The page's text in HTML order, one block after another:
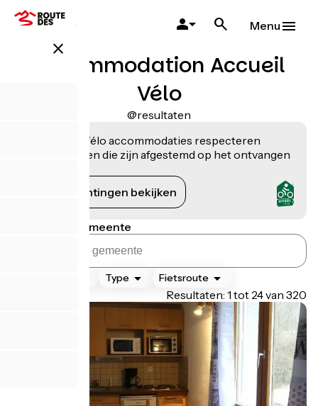
Overslaan
close
Menu
Accommodation Accueil
Vélo
@resultaten
De Accueil Vélo accommodaties respecteren
verplichtingen die zijn afgestemd op het ontvangen
De verplichtingen bekijken
Zoeken per gemeente
Type Fietsroute
Resultaten: 1 tot 24 van 320